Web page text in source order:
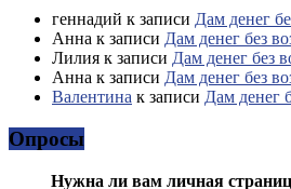
геннадий к записи Дам денег
Анна к записи Дам денег без
Лилия к записи Дам денег без
Анна к записи Дам денег без
Валентина к записи Дам денег
Опросы
Нужна ли вам личная